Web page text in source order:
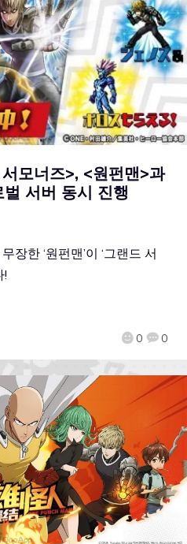
모너즈>, <원펀맨>과
서버 동시 진행
0 0
장한 ‘원펀맨’이 ‘그랜드 서
!